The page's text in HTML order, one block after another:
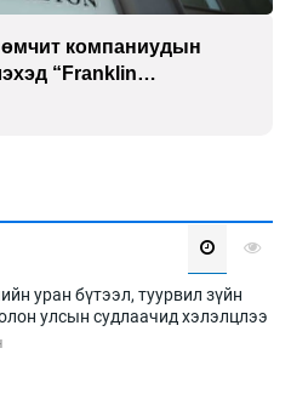
өмчит компаниудын
“Franklin
уран бүтээл, туурвил зүйн
улсын судлаачид хэлэлцлээ